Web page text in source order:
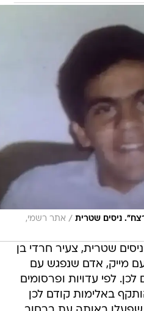
ניסים שטרית / אתר רשמי,
1986 נעלם ניסים שטרית, צעיר חרדי בן
מייק, אדם שנפגש עם
לפי עדויות ופרסומים
באלימות קודם לכן